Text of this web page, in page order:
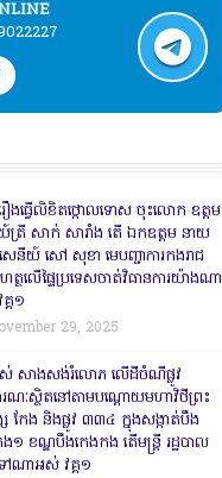
រឿងធ្វើលិខិតថ្កោលទោស ចុះលោក ឧត្តម
រី សាក់ សារាំង តើ ឯកឧត្តម នាយ
េនីយ៍ សៅ សុខា មេបញ្ជាការកងរាជ
ត្ថលើផ្ទៃប្រទេសចាត់វិធានការយ៉ាងណា
គ១
29, 2025
សាងសង់រំលោភ លើដីចំណីផ្លូវ
ណៈស្ថិតនៅតាមបណ្ដោយមហាវិថីព្រះ
កែង និងផ្លូវ ៣៣៤ ក្នុងសង្កាត់បឹង
១ ខណ្ឌបឹងកេងកង តើមន្ត្រី រដ្ឋបាល
ៅណាអស់ វគ្គ១